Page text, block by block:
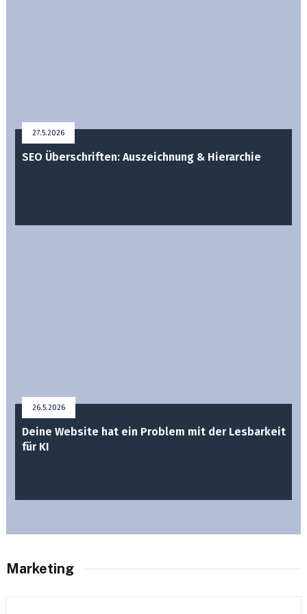
27.5.2026
SEO Überschriften: Auszeichnung & Hierarchie
26.5.2026
Deine Website hat ein Problem mit der Lesbarkeit
für KI
Marketing